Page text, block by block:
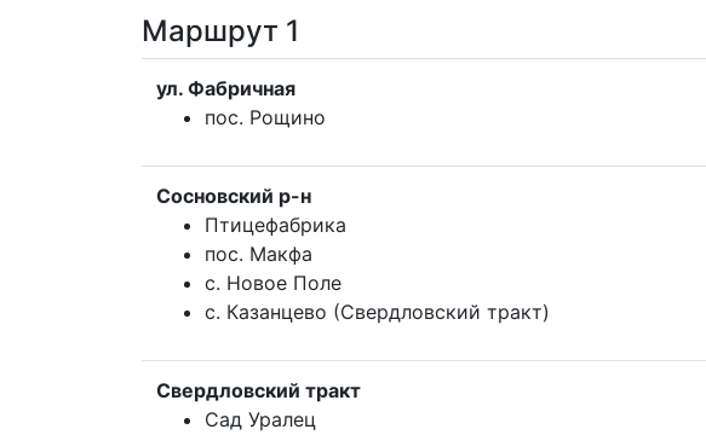
Маршрут 1
ул. Фабричная
пос. Рощино
Сосновский р-н
Птицефабрика
пос. Макфа
с. Новое Поле
с. Казанцево (Свердловский тракт)
Свердловский тракт
Сад Уралец